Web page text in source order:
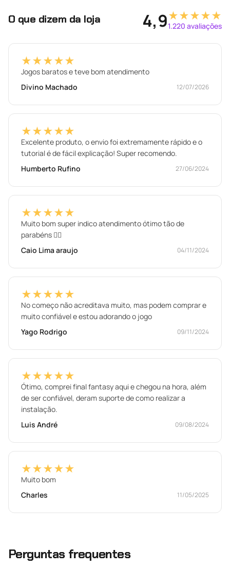
O que dizem da loja 4,9★★★★★
1.220 avaliações
★★★★★
Jogos baratos e teve bom atendimento
Divino Machado
12/07/2026
★★★★★
Excelente produto, o envio foi extremamente rápido e o
tutorial é de fácil explicação! Super recomendo.
Humberto Rufino
27/06/2024
★★★★★
Muito bom super indico atendimento ótimo tão de
parabéns 👍🏼
Caio Lima araujo
04/11/2024
★★★★★
No começo não acreditava muito, mas podem comprar e
muito confiável e estou adorando o jogo
Yago Rodrigo
09/11/2024
★★★★★
Ótimo, comprei final fantasy aqui e chegou na hora, além
de ser confiável, deram suporte de como realizar a
instalação.
Luis André
09/08/2024
★★★★★
Muito bom
Charles
11/05/2025
Perguntas frequentes